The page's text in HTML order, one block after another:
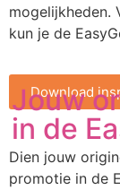
mogelijkheden.
kun je de
Download
Jouw
in de
Dien jouw
promotie in de